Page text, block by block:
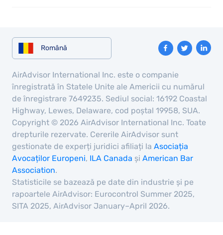
Română
AirAdvisor International Inc. este o companie
înregistrată în Statele Unite ale Americii cu numărul
de înregistrare 7649235. Sediul social: 16192 Coastal
Highway, Lewes, Delaware, cod poștal 19958, SUA.
Copyright © 2026 AirAdvisor International Inc. Toate
drepturile rezervate. Cererile AirAdvisor sunt
gestionate de experți juridici afiliați la Asociația
Avocaților Europeni, ILA Canada și American Bar
Association.
Statisticile se bazează pe date din industrie și pe
rapoartele AirAdvisor: Eurocontrol Summer 2025,
SITA 2025, AirAdvisor January–April 2026.